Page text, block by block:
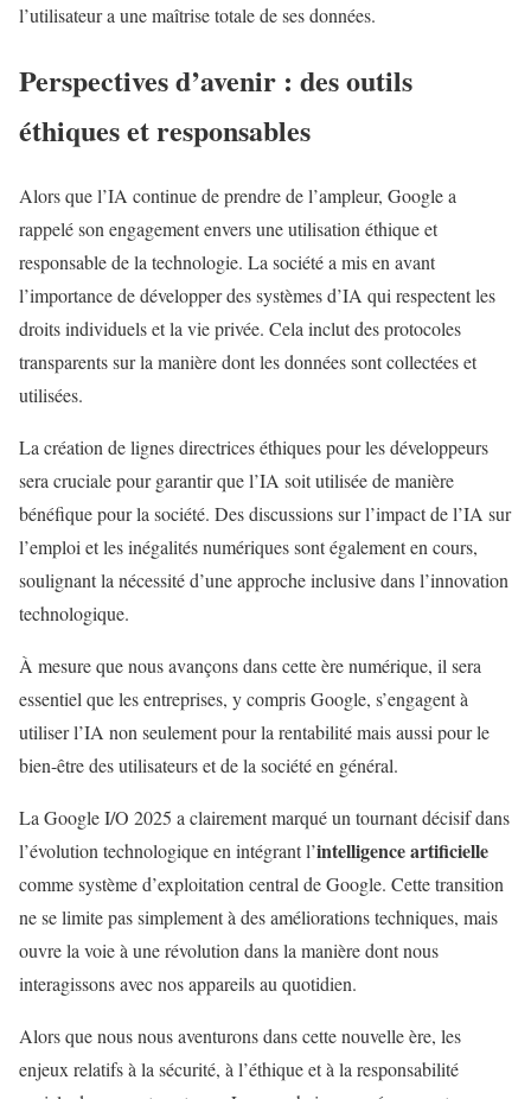
l’utilisateur a une maîtrise totale de ses données.
Perspectives d’avenir : des outils
éthiques et responsables
Alors que l’IA continue de prendre de l’ampleur, Google a
rappelé son engagement envers une utilisation éthique et
responsable de la technologie. La société a mis en avant
l’importance de développer des systèmes d’IA qui respectent les
droits individuels et la vie privée. Cela inclut des protocoles
transparents sur la manière dont les données sont collectées et
utilisées.
La création de lignes directrices éthiques pour les développeurs
sera cruciale pour garantir que l’IA soit utilisée de manière
bénéfique pour la société. Des discussions sur l’impact de l’IA sur
l’emploi et les inégalités numériques sont également en cours,
soulignant la nécessité d’une approche inclusive dans l’innovation
technologique.
À mesure que nous avançons dans cette ère numérique, il sera
essentiel que les entreprises, y compris Google, s’engagent à
utiliser l’IA non seulement pour la rentabilité mais aussi pour le
bien-être des utilisateurs et de la société en général.
La Google I/O 2025 a clairement marqué un tournant décisif dans
l’évolution technologique en intégrant l’intelligence artificielle
comme système d’exploitation central de Google. Cette transition
ne se limite pas simplement à des améliorations techniques, mais
ouvre la voie à une révolution dans la manière dont nous
interagissons avec nos appareils au quotidien.
Alors que nous nous aventurons dans cette nouvelle ère, les
enjeux relatifs à la sécurité, à l’éthique et à la responsabilité